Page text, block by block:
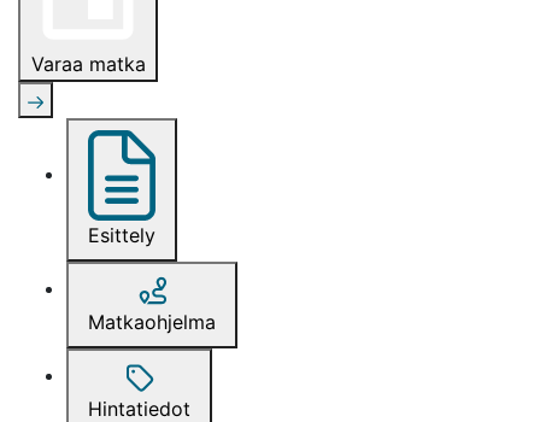
Varaa matka
Esittely
Matkaohjelma
Hintatiedot